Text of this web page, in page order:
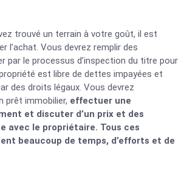
trouvé un terrain à votre goût, il est
l’achat. Vous devrez remplir des
par le processus d’inspection du titre pour
est libre de dettes impayées et
des droits légaux. Vous devrez
prêt immobilier, effectuer une
et discuter d’un prix et des
avec le propriétaire. Tous ces
beaucoup de temps, d’efforts et de